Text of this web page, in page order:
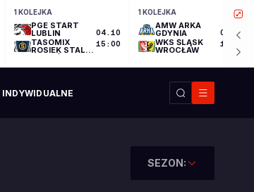
1 KOLEJKA
PGE START
LUBLIN
TASOMIX
ROSIEK STAL
WIELKOPOLSKI
04.10
15:00
1 KOLEJKA
AMW ARKA
GDYNIA
WKS ŚLĄSK
WROCŁAW
04.10
17:30
SEZON: